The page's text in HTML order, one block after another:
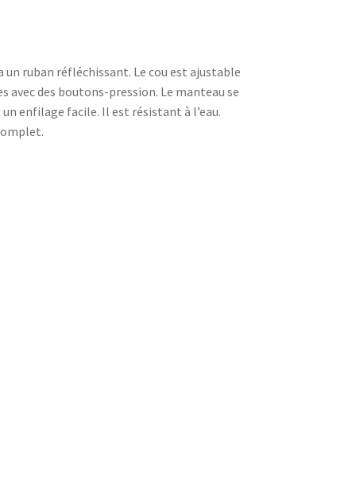
ruban réfléchissant. Le cou est ajustable
des boutons-pression. Le manteau se
enfilage facile. Il est résistant à l’eau.